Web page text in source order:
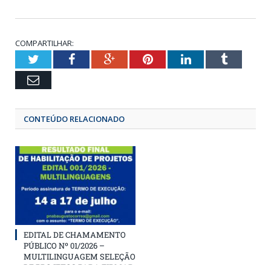
COMPARTILHAR:
TwitterFacebookGoogle+Pinterest
LinkedIn
Email
CONTEÚDO RELACIONADO
EDITAL DE CHAMAMENTO
PÚBLICO Nº 01/2026 –
MULTILINGUAGEM SELEÇÃO